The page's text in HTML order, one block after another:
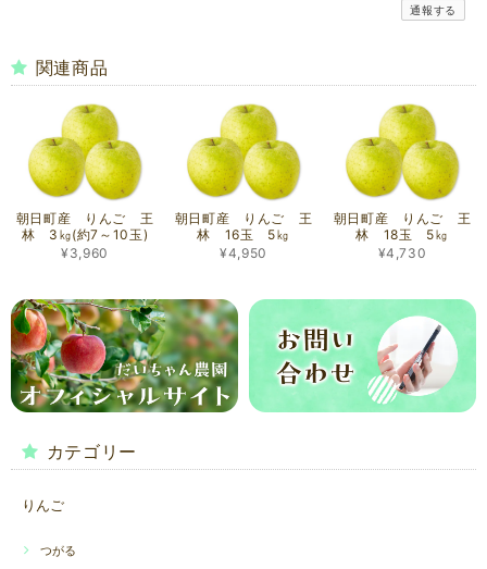
通報する
関連商品
朝日町産 りんご 王
林 3㎏(約7～10玉)
¥3,960
朝日町産 りんご 王
林 16玉 5㎏
¥4,950
朝日町産 りんご 王
林 18玉 5㎏
¥4,730
カテゴリー
りんご
つがる